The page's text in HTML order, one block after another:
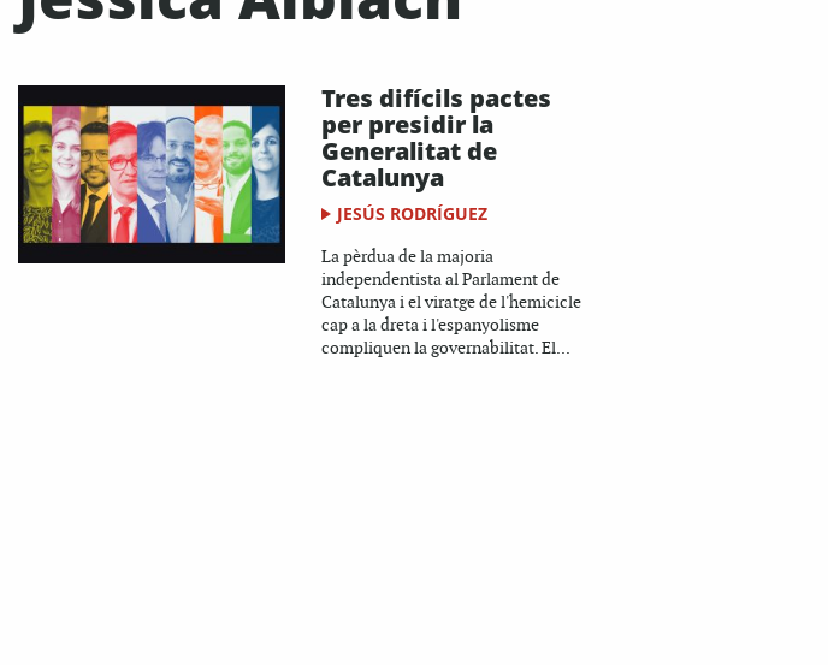
Tres difícils pactes
per presidir la
Generalitat de
Catalunya
JESÚS RODRÍGUEZ
La pèrdua de la majoria
independentista al Parlament de
Catalunya i el viratge de l'hemicicle
cap a la dreta i l'espanyolisme
compliquen la governabilitat. El...